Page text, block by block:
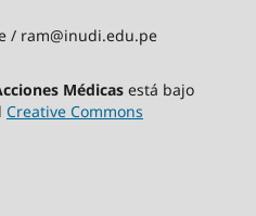
/ ram@inudi.edu.pe
Médicas está bajo
Creative Commons